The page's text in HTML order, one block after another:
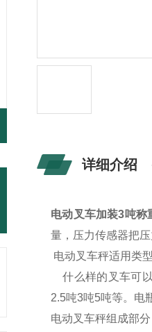
详细介绍
电动叉车加装3吨称
量，压力传感器把
电动叉车秤适用类型
什么样的叉车可
2.5吨3吨5吨等。电
电动叉车秤组成部分